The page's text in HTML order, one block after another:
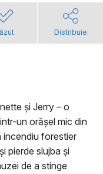
Distribuie
și Jerry – o
un orășel mic din
incendiu forestier
pierde slujba și
de a stinge